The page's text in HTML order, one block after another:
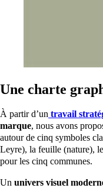
Une charte
À partir d’un travail
marque, nous avons
autour de cinq symboles
Leyre), la feuille (nature),
pour les cinq communes.
Un univers visuel